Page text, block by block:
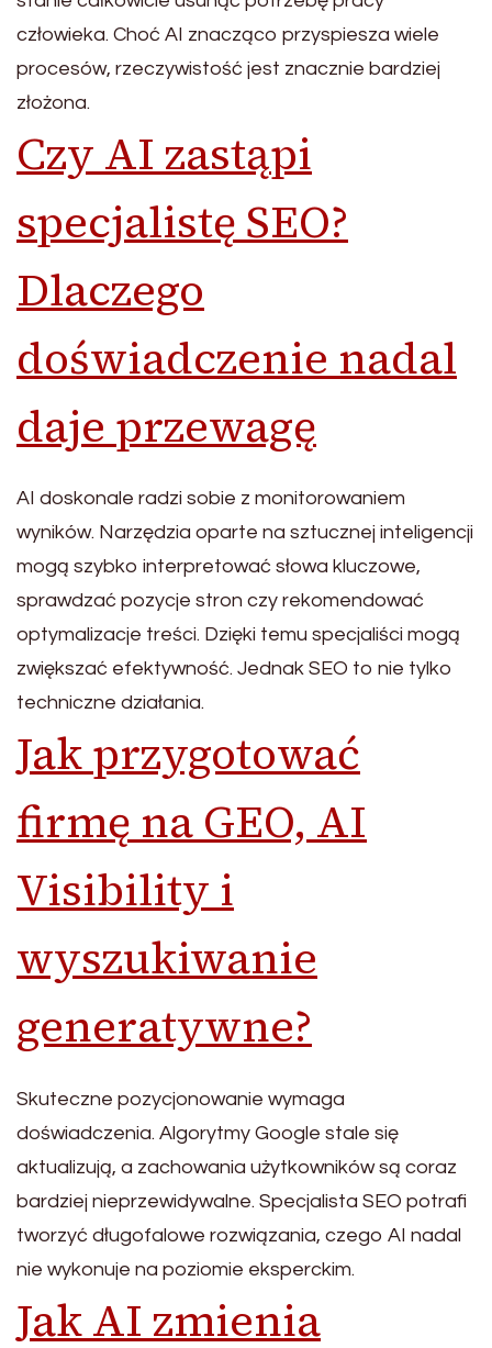
człowieka. Choć AI znacząco przyspiesza wiele
procesów, rzeczywistość jest znacznie bardziej
złożona.
Czy AI zastąpi
specjalistę SEO?
Dlaczego
doświadczenie nadal
daje przewagę
AI doskonale radzi sobie z monitorowaniem
wyników. Narzędzia oparte na sztucznej inteligencji
mogą szybko interpretować słowa kluczowe,
sprawdzać pozycje stron czy rekomendować
optymalizacje treści. Dzięki temu specjaliści mogą
zwiększać efektywność. Jednak SEO to nie tylko
techniczne działania.
Jak przygotować
firmę na GEO, AI
Visibility i
wyszukiwanie
generatywne?
Skuteczne pozycjonowanie wymaga
doświadczenia. Algorytmy Google stale się
aktualizują, a zachowania użytkowników są coraz
bardziej nieprzewidywalne. Specjalista SEO potrafi
tworzyć długofalowe rozwiązania, czego AI nadal
nie wykonuje na poziomie eksperckim.
Jak AI zmienia